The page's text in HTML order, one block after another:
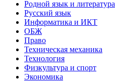
Родной язык и литература
Русский язык
Информатика и ИКТ
ОБЖ
Право
Техническая механика
Технология
Физкультура и спорт
Экономика